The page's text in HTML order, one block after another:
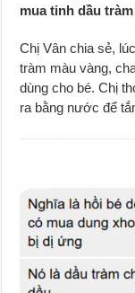
mua tinh dầu
Chị Vân chia sẻ,
tràm màu vàng,
dùng cho bé. Chị
ra bằng nước để